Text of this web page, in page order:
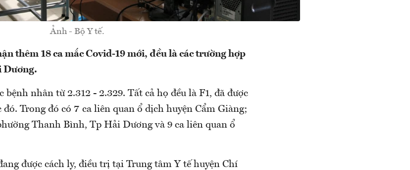
Ảnh - Bộ Y tế.
thêm 18 ca mắc Covid-19 mới, đều là các trường hợp
Dương.
bệnh nhân từ 2.312 - 2.329. Tất cả họ đều là F1, đã được
Trong đó có 7 ca liên quan ổ dịch huyện Cẩm Giàng;
Thanh Bình, Tp Hải Dương và 9 ca liên quan ổ
được cách ly, điều trị tại Trung tâm Y tế huyện Chí